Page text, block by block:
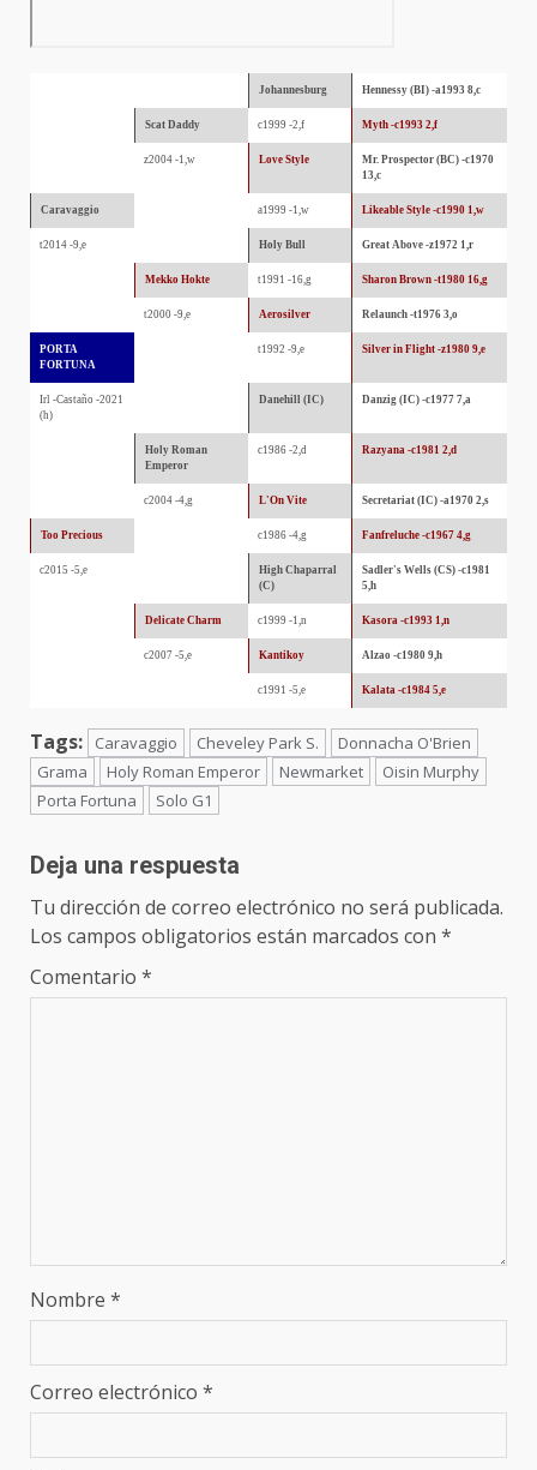
Johannesburg Hennessy (BI) -a1993 8,c
Scat Daddy c1999 -2,f Myth -c1993 2,f
z2004 -1,w Love Style
Mr. Prospector (BC) -c1970
13,c
Caravaggio a1999 -1,w Likeable Style -c1990 1,w
t2014 -9,e Holy Bull Great Above -z1972 1,r
Mekko Hokte t1991 -16,g Sharon Brown -t1980 16,g
t2000 -9,e Aerosilver Relaunch -t1976 3,o
PORTA
FORTUNA
t1992 -9,e Silver in Flight -z1980 9,e
Irl -Castaño -2021
(h)
Danehill (IC) Danzig (IC) -c1977 7,a
Holy Roman
Emperor
c1986 -2,d Razyana -c1981 2,d
c2004 -4,g L'On Vite Secretariat (IC) -a1970 2,s
Too Precious c1986 -4,g Fanfreluche -c1967 4,g
c2015 -5,e
High Chaparral
(C)
Sadler's Wells (CS) -c1981
5,h
Delicate Charm c1999 -1,n Kasora -c1993 1,n
c2007 -5,e Kantikoy Alzao -c1980 9,h
c1991 -5,e Kalata -c1984 5,e
Tags: Caravaggio Cheveley Park S.
Donnacha O'Brien
Grama
Holy Roman Emperor Newmarket
Oisin Murphy
Porta Fortuna
Solo G1
Deja una respuesta
Tu dirección de correo electrónico no será publicada.
Los campos obligatorios están marcados con *
Comentario *
Nombre *
Correo electrónico *